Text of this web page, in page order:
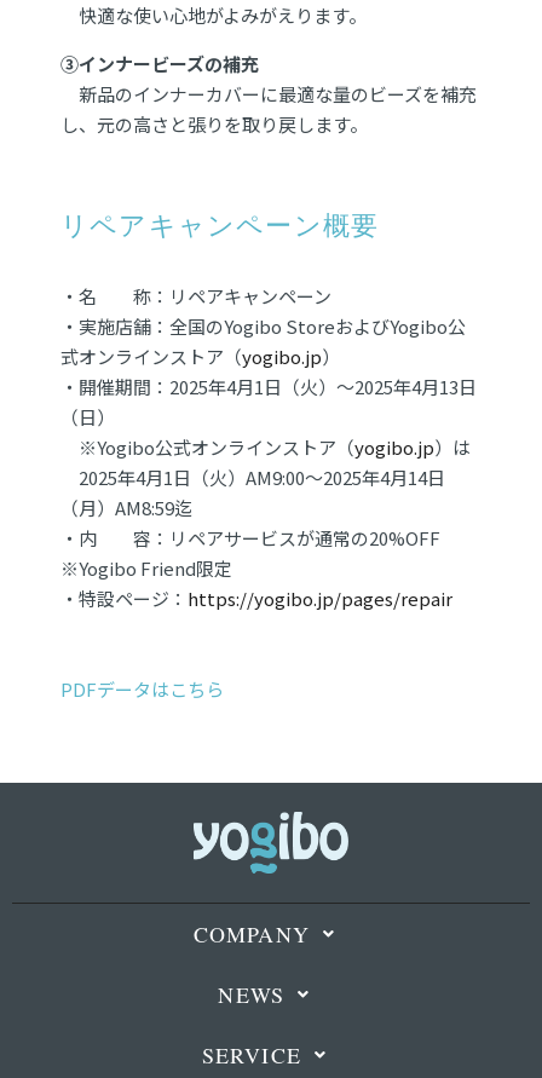
快適な使い心地がよみがえります。
③インナービーズの補充
新品のインナーカバーに最適な量のビーズを補充
し、元の高さと張りを取り戻します。
リペアキャンペーン概要
・名 称：リペアキャンペーン
・実施店舗：全国のYogibo StoreおよびYogibo公
式オンラインストア（yogibo.jp）
・開催期間：2025年4月1日（火）〜2025年4月13日
（日）
※Yogibo公式オンラインストア（yogibo.jp）は
2025年4月1日（火）AM9:00～2025年4月14日
（月）AM8:59迄
・内 容：リペアサービスが通常の20%OFF
※Yogibo Friend限定
・特設ページ： https://yogibo.jp/pages/repair
PDFデータはこちら
COMPANY
NEWS
SERVICE